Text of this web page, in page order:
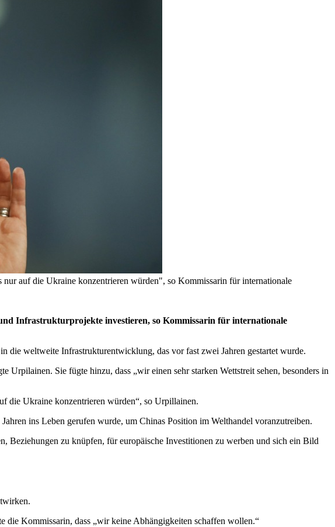
auf die Ukraine konzentrieren würden", so Kommissarin für internationale
Infrastrukturprojekte investieren, so Kommissarin für internationale
weltweite Infrastrukturentwicklung, das vor fast zwei Jahren gestartet wurde.
Sie fügte hinzu, dass „wir einen sehr starken Wettstreit sehen, besonders in
die Ukraine konzentrieren würden“, so Urpillainen.
ins Leben gerufen wurde, um Chinas Position im Welthandel voranzutreiben.
zu knüpfen, für europäische Investitionen zu werben und sich ein Bild
die Kommissarin, dass „wir keine Abhängigkeiten schaffen wollen.“